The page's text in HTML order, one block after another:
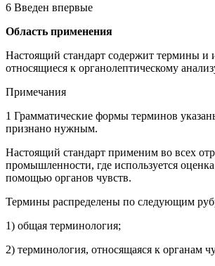
6 Введен впервые
Область применения
Настоящий стандарт содержит термины и
относящиеся к органолептическому
Примечания
1 Грамматические формы терминов
признано нужным.
Настоящий стандарт применим во всех
промышленности, где используется
помощью органов чувств.
Термины распределены по следующим
1) общая терминология;
2) терминология, относящаяся к органам